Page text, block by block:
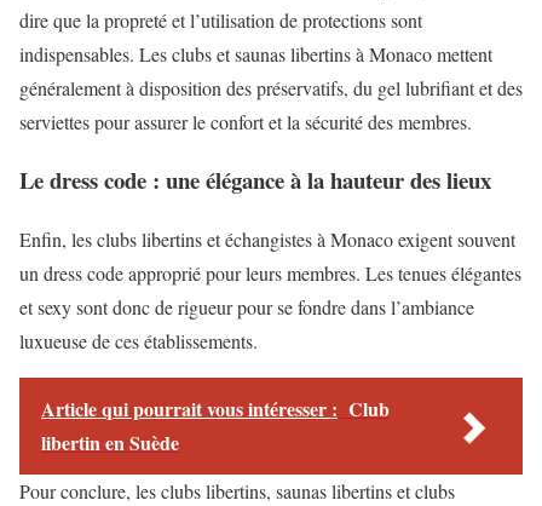
dire que la propreté et l’utilisation de protections sont
indispensables. Les clubs et saunas libertins à Monaco mettent
généralement à disposition des préservatifs, du gel lubrifiant et des
serviettes pour assurer le confort et la sécurité des membres.
Le dress code : une élégance à la hauteur des lieux
Enfin, les clubs libertins et échangistes à Monaco exigent souvent
un dress code approprié pour leurs membres. Les tenues élégantes
et sexy sont donc de rigueur pour se fondre dans l’ambiance
luxueuse de ces établissements.
Article qui pourrait vous intéresser : Club
libertin en Suède
Pour conclure, les clubs libertins, saunas libertins et clubs